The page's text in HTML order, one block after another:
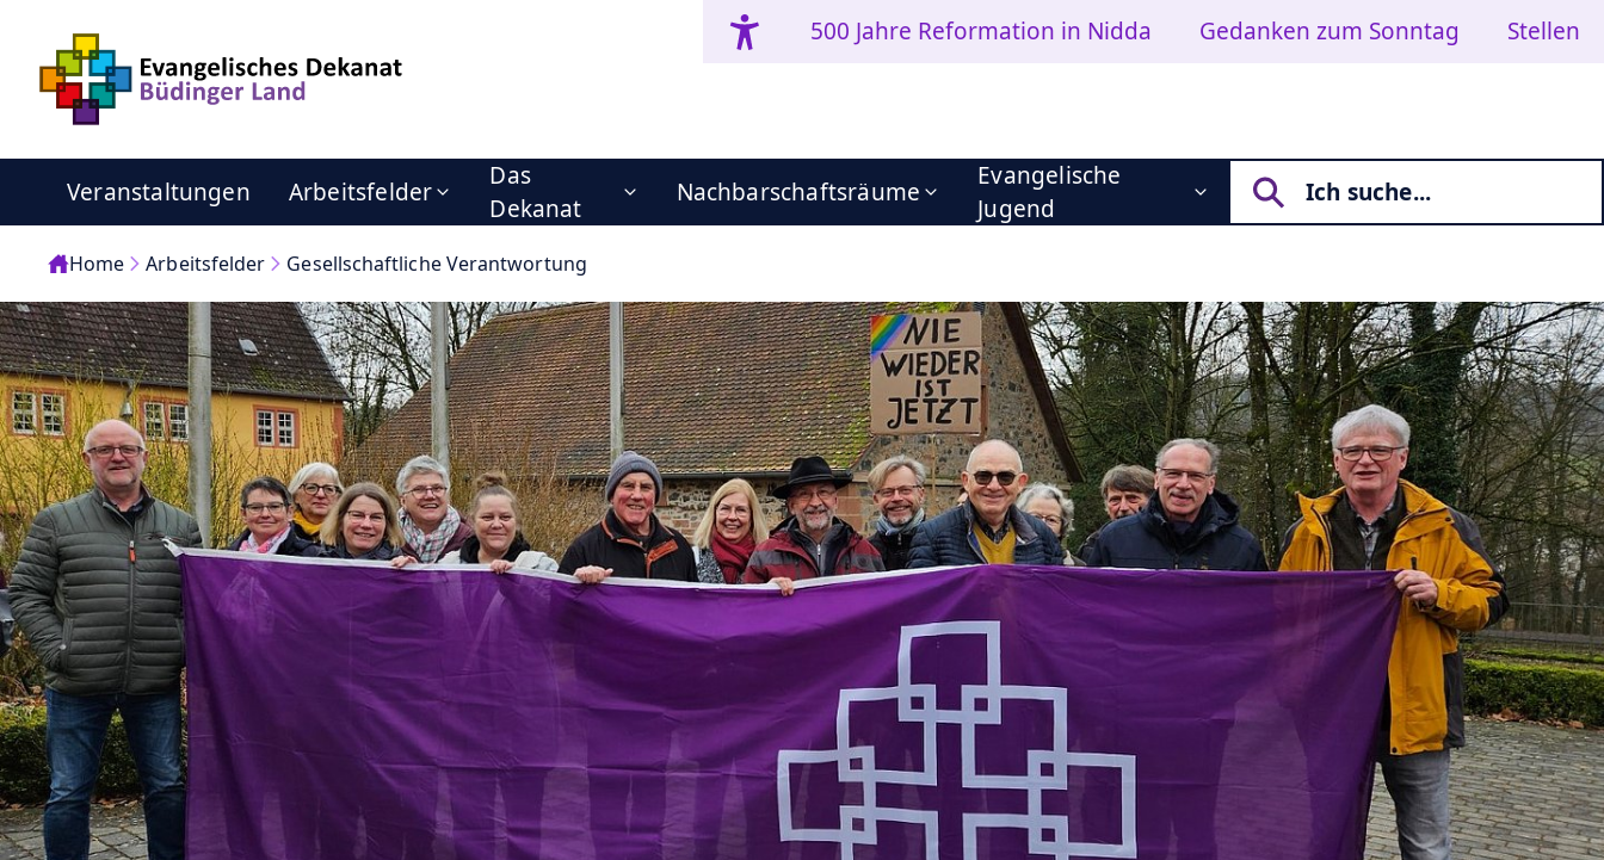
500 Jahre Reformation in Nidda Gedanken zum Sonntag Stellen
Veranstaltungen Arbeitsfelder
Das
Dekanat
Nachbarschaftsräume
Evangelische
Jugend
Home Arbeitsfelder Gesellschaftliche Verantwortung